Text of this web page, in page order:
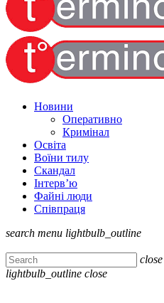
Новини
Оперативно
Кримінал
Освіта
Воїни тилу
Скандал
Інтерв’ю
Файні люди
Співпраця
search menu lightbulb_outline
close
lightbulb_outline close